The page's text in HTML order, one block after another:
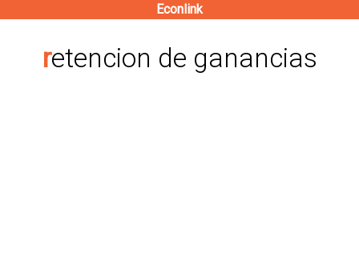
contenido
Econlink
retencion de ganancias